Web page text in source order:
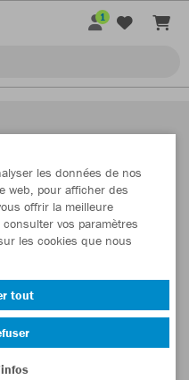
1
les données de nos
web, pour afficher des
offrir la meilleure
vos paramètres
les cookies que nous
tout